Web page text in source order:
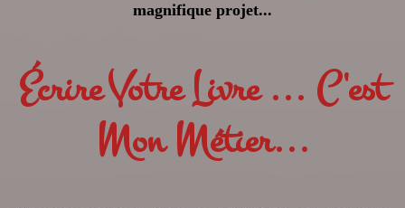
magnifique projet...
ÉcrireVotre Livre ... C'est
Mon Métier...